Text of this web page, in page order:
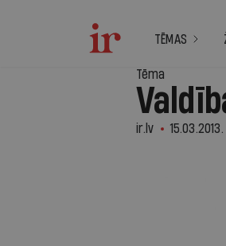
TĒMAS
Tēma
ir.lv 15.03.2013.